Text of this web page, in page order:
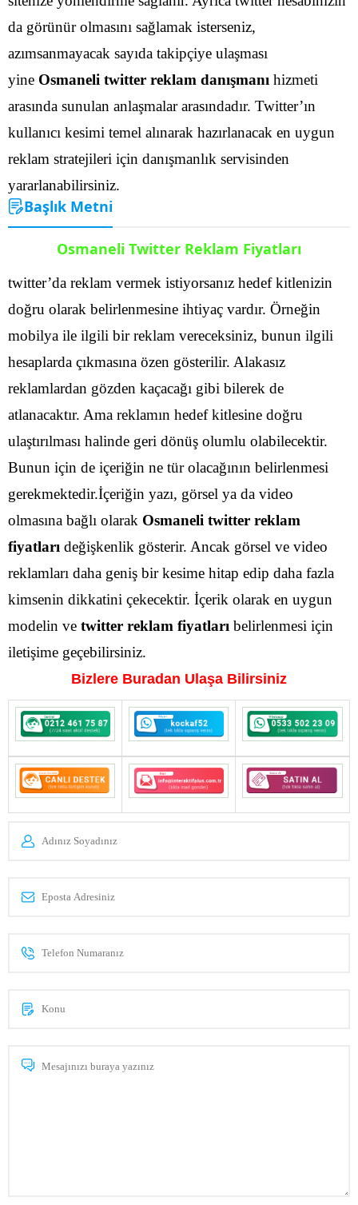
da görünür olmasını sağlamak isterseniz,
azımsanmayacak sayıda takipçiye ulaşması
yine Osmaneli twitter reklam danışmanı hizmeti
arasında sunulan anlaşmalar arasındadır. Twitter’ın
kullanıcı kesimi temel alınarak hazırlanacak en uygun
reklam stratejileri için danışmanlık servisinden
yararlanabilirsiniz.
Başlık Metni
Osmaneli Twitter Reklam Fiyatları
twitter’da reklam vermek istiyorsanız hedef kitlenizin
doğru olarak belirlenmesine ihtiyaç vardır. Örneğin
mobilya ile ilgili bir reklam vereceksiniz, bunun ilgili
hesaplarda çıkmasına özen gösterilir. Alakasız
reklamlardan gözden kaçacağı gibi bilerek de
atlanacaktır. Ama reklamın hedef kitlesine doğru
ulaştırılması halinde geri dönüş olumlu olabilecektir.
Bunun için de içeriğin ne tür olacağının belirlenmesi
gerekmektedir.İçeriğin yazı, görsel ya da video
olmasına bağlı olarak Osmaneli twitter reklam
fiyatları değişkenlik gösterir. Ancak görsel ve video
reklamları daha geniş bir kesime hitap edip daha fazla
kimsenin dikkatini çekecektir. İçerik olarak en uygun
modelin ve twitter reklam fiyatları belirlenmesi için
iletişime geçebilirsiniz.
Bizlere Buradan Ulaşa Bilirsiniz